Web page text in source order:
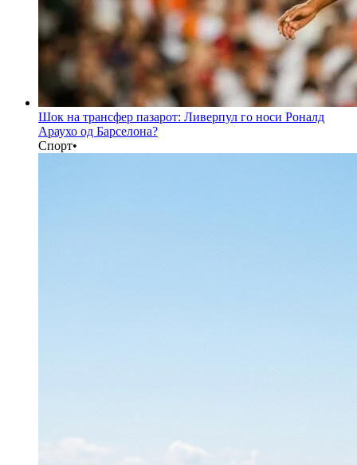
Шок на трансфер пазарот: Ливерпул го носи Роналд
Араухо од Барселона?
Спорт•